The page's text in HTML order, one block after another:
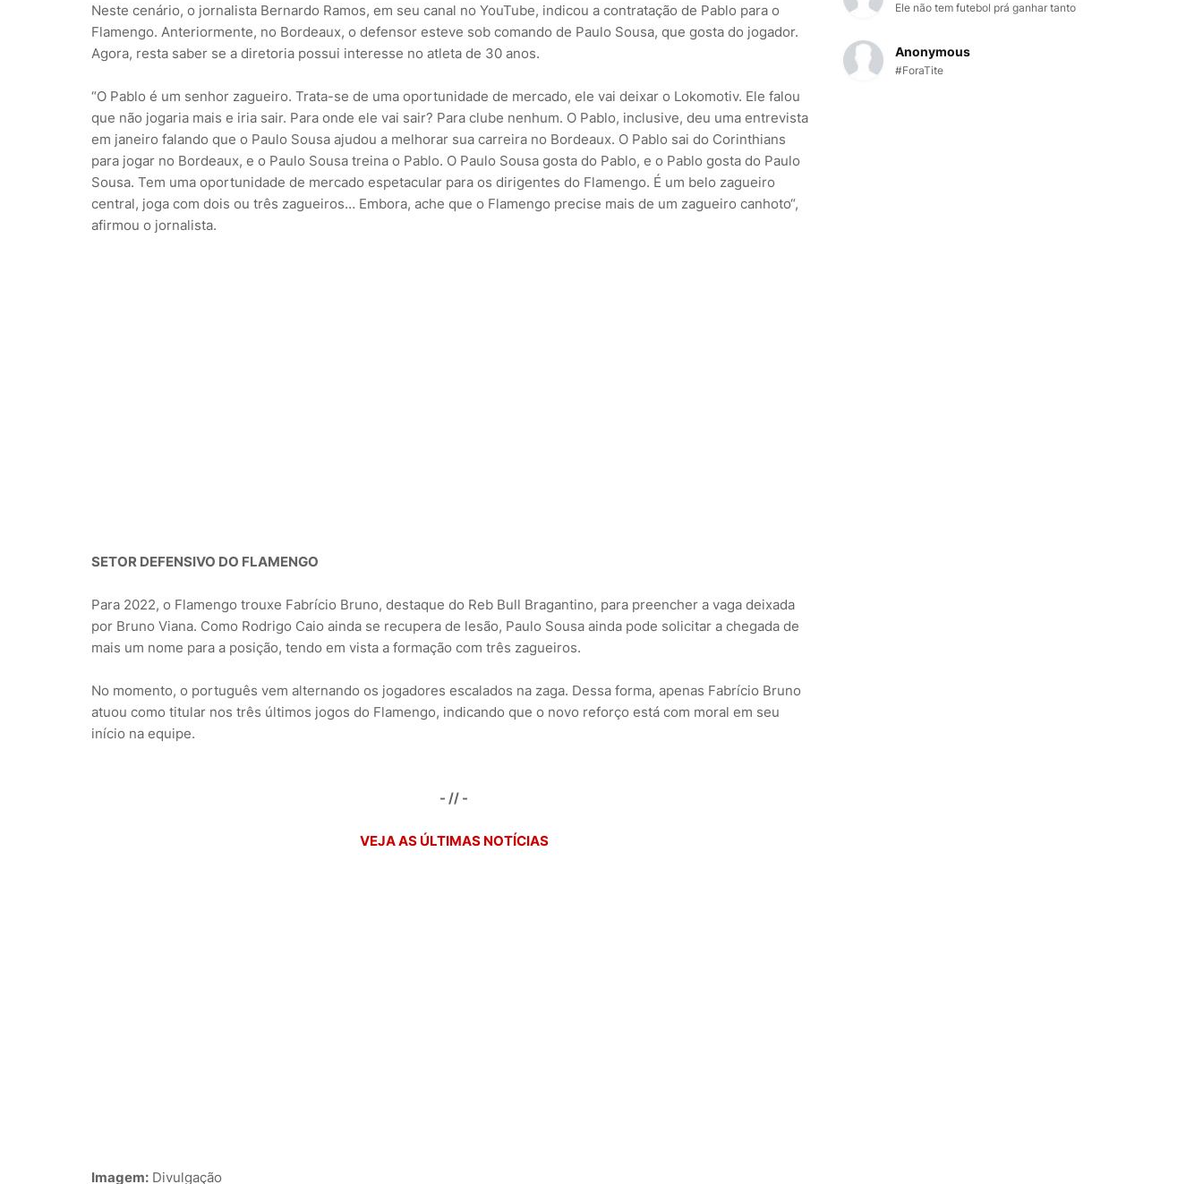
Neste cenário, o jornalista Bernardo Ramos, em seu canal no YouTube, indicou a contratação de Pablo para o
Flamengo. Anteriormente, no Bordeaux, o defensor esteve sob comando de Paulo Sousa, que gosta do jogador.
Agora, resta saber se a diretoria possui interesse no atleta de 30 anos.
“O Pablo é um senhor zagueiro. Trata-se de uma oportunidade de mercado, ele vai deixar o Lokomotiv. Ele falou
que não jogaria mais e iria sair. Para onde ele vai sair? Para clube nenhum. O Pablo, inclusive, deu uma entrevista
em janeiro falando que o Paulo Sousa ajudou a melhorar sua carreira no Bordeaux. O Pablo sai do Corinthians
para jogar no Bordeaux, e o Paulo Sousa treina o Pablo. O Paulo Sousa gosta do Pablo, e o Pablo gosta do Paulo
Sousa. Tem uma oportunidade de mercado espetacular para os dirigentes do Flamengo. É um belo zagueiro
central, joga com dois ou três zagueiros… Embora, ache que o Flamengo precise mais de um zagueiro canhoto“,
afirmou o jornalista.
SETOR DEFENSIVO DO FLAMENGO
Para 2022, o Flamengo trouxe Fabrício Bruno, destaque do Reb Bull Bragantino, para preencher a vaga deixada
por Bruno Viana. Como Rodrigo Caio ainda se recupera de lesão, Paulo Sousa ainda pode solicitar a chegada de
mais um nome para a posição, tendo em vista a formação com três zagueiros.
No momento, o português vem alternando os jogadores escalados na zaga. Dessa forma, apenas Fabrício Bruno
atuou como titular nos três últimos jogos do Flamengo, indicando que o novo reforço está com moral em seu
início na equipe.
- // -
VEJA AS ÚLTIMAS NOTÍCIAS
Imagem: Divulgação
Ele não tem futebol prá ganhar tanto
Anonymous
#ForaTite